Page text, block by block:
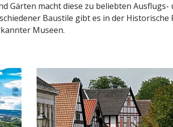
Gärten macht diese zu beliebten Ausflugs-
Baustile gibt es in der Historische
Museen.